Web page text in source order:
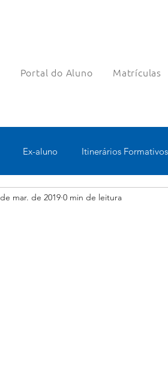
Portal do Aluno Matrículas
Ex-aluno Itinerários Formativos
Pastoral Esportes
mar. de 2019 0 min de leitura